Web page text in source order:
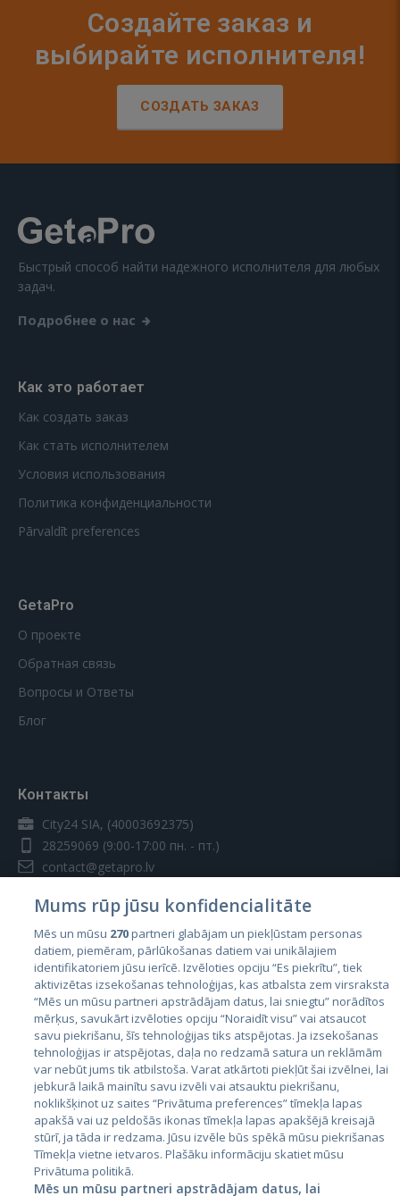
Создайте заказ и
выбирайте исполнителя!
СОЗДАТЬ ЗАКАЗ
Быстрый способ найти надежного исполнителя для любых
задач.
Подробнее о нас
Как это работает
Как создать заказ
Как стать исполнителем
Условия использования
Политика конфиденциальности
Pārvaldīt preferences
GetaPro
О проекте
Обратная связь
Вопросы и Ответы
Блог
Контакты
City24 SIA, (40003692375)
28259069 (9:00-17:00 пн. - пт.)
contact@getapro.lv
Страны
Эстония
Латвия
Литва
Mums rūp jūsu konfidencialitāte
Mēs un mūsu 270partneri glabājam un piekļūstam personas
datiem, piemēram, pārlūkošanas datiem vai unikālajiem
identifikatoriem jūsu ierīcē. Izvēloties opciju “Es piekrītu”, tiek
aktivizētas izsekošanas tehnoloģijas, kas atbalsta zem virsraksta
“Mēs un mūsu partneri apstrādājam datus, lai sniegtu” norādītos
mērķus, savukārt izvēloties opciju “Noraidīt visu” vai atsaucot
savu piekrišanu, šīs tehnoloģijas tiks atspējotas. Ja izsekošanas
tehnoloģijas ir atspējotas, daļa no redzamā satura un reklāmām
var nebūt jums tik atbilstoša. Varat atkārtoti piekļūt šai izvēlnei, lai
jebkurā laikā mainītu savu izvēli vai atsauktu piekrišanu,
noklikšķinot uz saites “Privātuma preferences” tīmekļa lapas
apakšā vai uz peldošās ikonas tīmekļa lapas apakšējā kreisajā
stūrī, ja tāda ir redzama. Jūsu izvēle būs spēkā mūsu piekrišanas
Tīmekļa vietne ietvaros. Plašāku informāciju skatiet mūsu
Privātuma politikā.
Mēs un mūsu partneri apstrādājam datus, lai